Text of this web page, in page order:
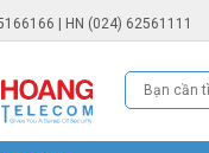
| HN (024) 62561111